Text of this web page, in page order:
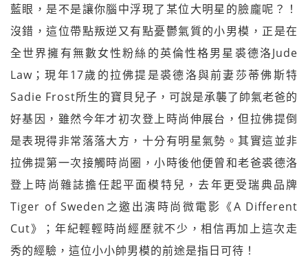
藍眼，是不是讓你腦中浮現了某位大明星的臉龐呢？！
沒錯，這位帶點叛逆又有點憂鬱氣質的小男模，正是在
全世界擁有無數女性粉絲的英倫性格男星裘德洛Jude
Law；現年17歲的拉佛提是裘德洛與前妻莎蒂佛斯特
Sadie Frost所生的寶貝兒子，可說是承襲了帥氣老爸的
好基因，雖然今年才初次登上時尚伸展台，但拉佛提倒
是表現得非常落落大方，十分有明星氣勢。其實這並非
拉佛提第一次接觸時尚圈，小時後他便曾和老爸裘德洛
登上時尚雜誌擔任起平面模特兒，去年更受瑞典品牌
Tiger of Sweden之邀出演時尚微電影《A Different
Cut》；年紀輕輕時尚經歷就不少，相信再加上這次走
秀的經驗，這位小小帥男模的前途是指日可待！